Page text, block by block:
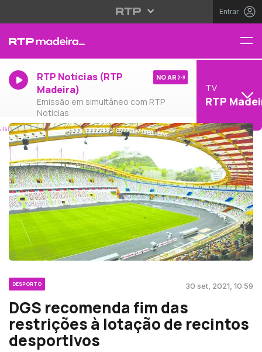
Entrar
RTP Notícias (RTP
Madeira)
Emissão em simultâneo com RTP
Notícias
NO AR
TV
RTP
DESPORTO 30 set, 2021, 10:59
DGS recomenda fim das
restrições à lotação de recintos
desportivos